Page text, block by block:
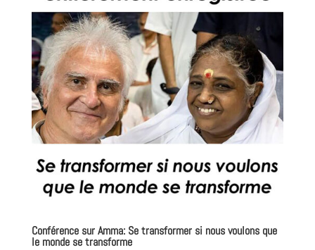
Conférence sur Amma: Se transformer si nous voulons que
le monde se transforme